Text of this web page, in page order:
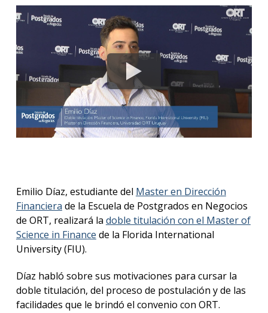
Blog
de
Emilio Díaz, estudiante del Master en Dirección
Financiera de la Escuela de Postgrados en Negocios
de ORT, realizará la doble titulación con el Master of
Science in Finance de la Florida International
University (FIU).
Díaz habló sobre sus motivaciones para cursar la
doble titulación, del proceso de postulación y de las
facilidades que le brindó el convenio con ORT.